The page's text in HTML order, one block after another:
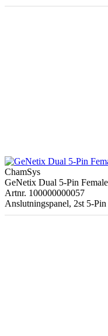
ChamSys
GeNetix Dual 5-Pin
Artnr. 100000000057
Anslutningspanel, 2st 5-